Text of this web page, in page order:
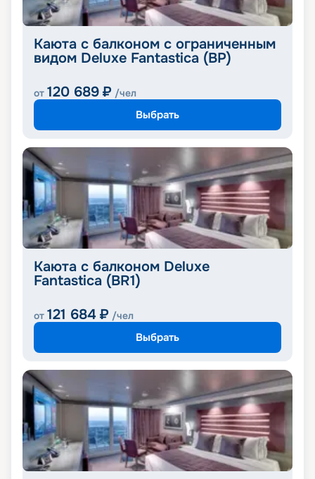
Каюта с балконом с ограниченным
видом Deluxe Fantastica (BP)
от 120 689 ₽ /чел
Выбрать
Каюта с балконом Deluxe
Fantastica (BR1)
от 121 684 ₽ /чел
Выбрать